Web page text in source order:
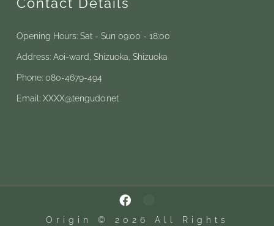
Opening Hours: Sat - Sun 09:00 - 18:00
Address: Aoi-ward, Shizuoka, Shizuoka
Phone: 080-4679-494
Email: XXXX@tengudo.net
Origin © 2026 All Rights